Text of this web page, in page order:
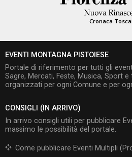
Cronaca
EVENTI MONTAGNA PISTOIESE
Portale di riferimento per tutti gli
Sagre, Mercati, Feste, Musica, Sport
organizzati per ogni Comune e per
CONSIGLI (IN ARRIVO)
In arrivo consigli utili per pubblicare
massimo le possibilità del portale.
Come pubblicare Eventi Multipli